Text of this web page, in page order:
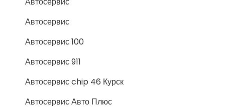
Автосервис
Автосервис 100
Автосервис 911
Автосервис chip 46 Курск
Автосервис Авто Плюс